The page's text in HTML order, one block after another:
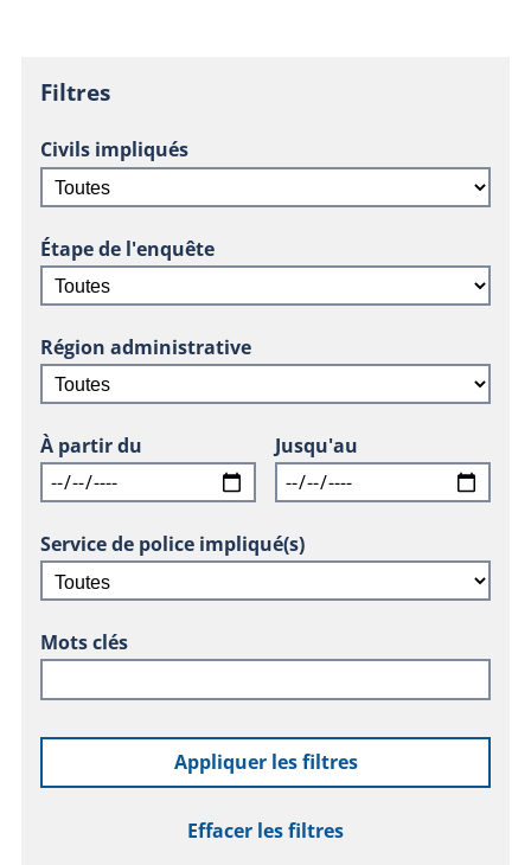
Filtres
Civils impliqués
Étape de l'enquête
Région administrative
À partir du Jusqu'au
Service de police impliqué(s)
Mots clés
Appliquer les filtres
Effacer les filtres